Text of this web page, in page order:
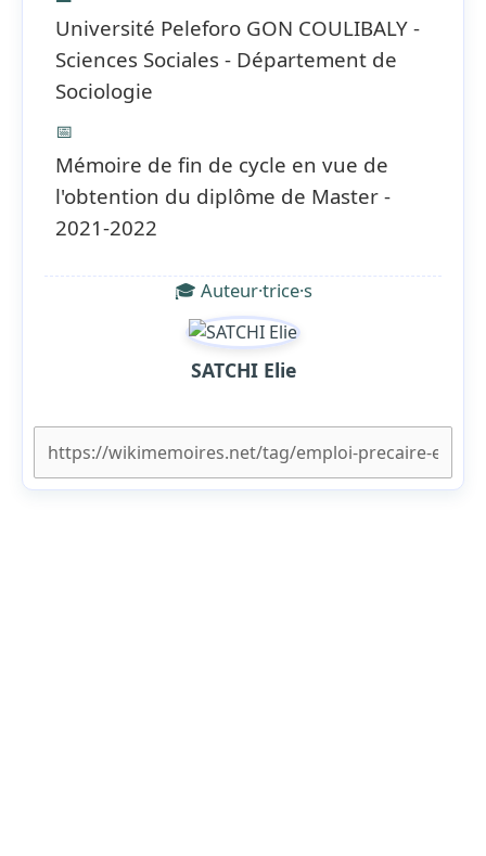
Université Peleforo GON COULIBALY -
Sciences Sociales - Département de
Sociologie
📅
Mémoire de fin de cycle en vue de
l'obtention du diplôme de Master -
2021-2022
🎓 Auteur·trice·s
SATCHI Elie